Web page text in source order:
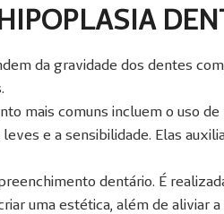
da gravidade dos dentes
mais comuns incluem o uso
e a sensibilidade. Elas
dentário. É
uma estética, além de aliviar